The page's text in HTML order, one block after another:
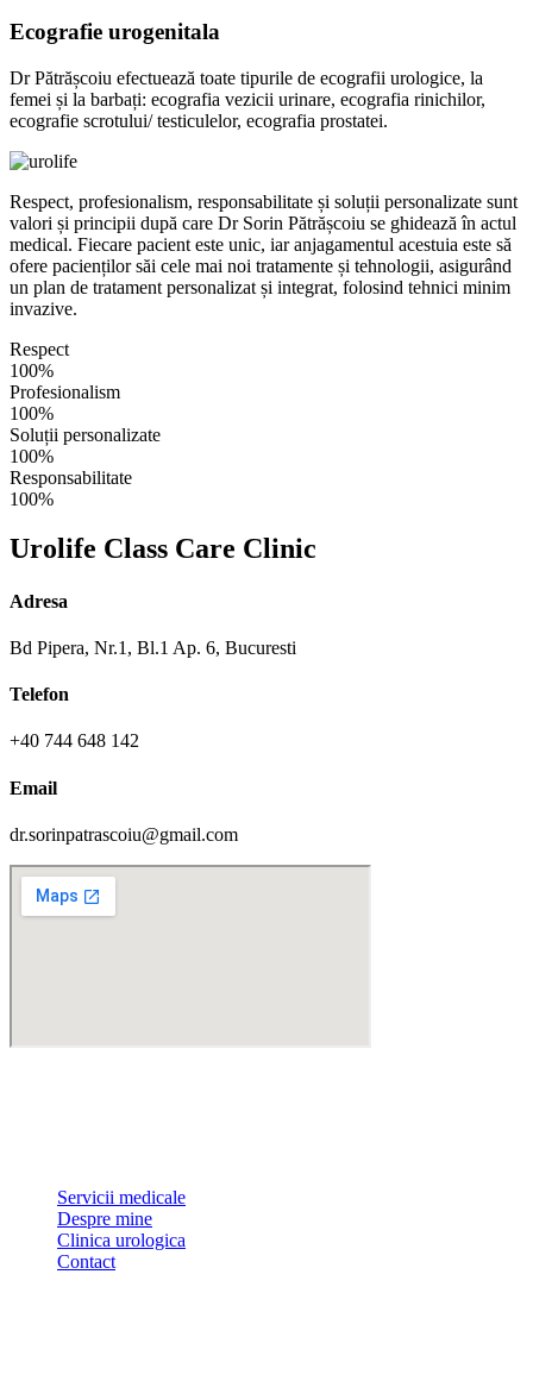
Ecografie urogenitala
Dr Pătrășcoiu efectuează toate tipurile de ecografii urologice, la
femei și la barbați: ecografia vezicii urinare, ecografia rinichilor,
ecografie scrotului/ testiculelor, ecografia prostatei.
Respect, profesionalism, responsabilitate și soluții personalizate sunt
valori și principii după care Dr Sorin Pătrășcoiu se ghidează în actul
medical. Fiecare pacient este unic, iar anjagamentul acestuia este să
ofere pacienților săi cele mai noi tratamente și tehnologii, asigurând
un plan de tratament personalizat și integrat, folosind tehnici minim
invazive.
Respect
100%
Profesionalism
100%
Soluții personalizate
100%
Responsabilitate
100%
Urolife Class Care Clinic
Adresa
Bd Pipera, Nr.1, Bl.1 Ap. 6, Bucuresti
Telefon
+40 744 648 142
Email
dr.sorinpatrascoiu@gmail.com
Servicii medicale
Despre mine
Clinica urologica
Contact